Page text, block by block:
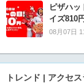
ピザハッ
イズ810
08月07日
トレンド | アクセ